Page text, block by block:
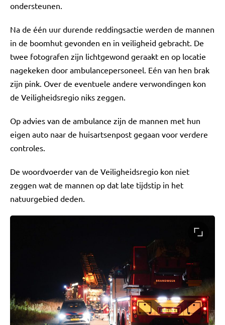
ondersteunen.
Na de één uur durende reddingsactie werden de mannen
in de boomhut gevonden en in veiligheid gebracht. De
twee fotografen zijn lichtgewond geraakt en op locatie
nagekeken door ambulancepersoneel. Eén van hen brak
zijn pink. Over de eventuele andere verwondingen kon
de Veiligheidsregio niks zeggen.
Op advies van de ambulance zijn de mannen met hun
eigen auto naar de huisartsenpost gegaan voor verdere
controles.
De woordvoerder van de Veiligheidsregio kon niet
zeggen wat de mannen op dat late tijdstip in het
natuurgebied deden.